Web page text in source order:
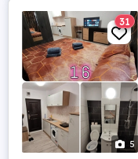
5
31